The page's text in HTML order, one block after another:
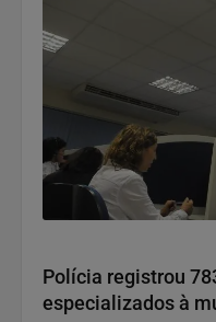
Polícia registrou
especializados à